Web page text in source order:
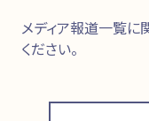
メディア報道一覧に
ください。